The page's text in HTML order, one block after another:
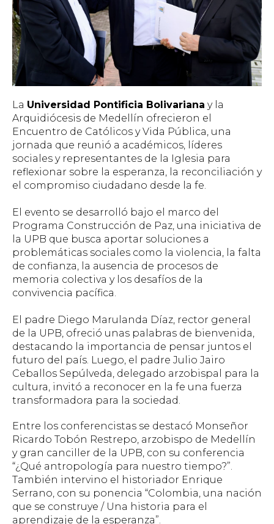
La Universidad Pontificia Bolivariana y la
Arquidiócesis de Medellín ofrecieron el
Encuentro de Católicos y Vida Pública, una
jornada que reunió a académicos, líderes
sociales y representantes de la Iglesia para
reflexionar sobre la esperanza, la reconciliación y
el compromiso ciudadano desde la fe.
El evento se desarrolló bajo el marco del
Programa Construcción de Paz, una iniciativa de
la UPB que busca aportar soluciones a
problemáticas sociales como la violencia, la falta
de confianza, la ausencia de procesos de
memoria colectiva y los desafíos de la
convivencia pacífica.
El padre Diego Marulanda Díaz, rector general
de la UPB, ofreció unas palabras de bienvenida,
destacando la importancia de pensar juntos el
futuro del país. Luego, el padre Julio Jairo
Ceballos Sepúlveda, delegado arzobispal para la
cultura, invitó a reconocer en la fe una fuerza
transformadora para la sociedad.
Entre los conferencistas se destacó Monseñor
Ricardo Tobón Restrepo, arzobispo de Medellín
y gran canciller de la UPB, con su conferencia
“¿Qué antropología para nuestro tiempo?”.
También intervino el historiador Enrique
Serrano, con su ponencia “Colombia, una nación
que se construye / Una historia para el
aprendizaje de la esperanza”.